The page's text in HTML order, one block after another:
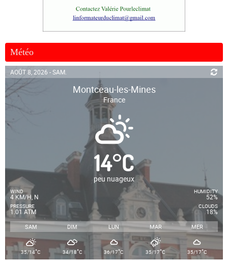
Météo
AOÛT 8, 2026 - SAM.
Montceau-les-Mines
France
14°C
peu nuageux
WIND
4 KM/H, N
PRESSURE
1.01 ATM
HUMIDITY
52%
CLOUDS
18%
SAM DIM LUN MAR MER
35/14°C 34/18°C 36/17°C 35/17°C 35/17°C